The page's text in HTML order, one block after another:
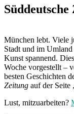
da
und
München lebt. Viele
Stadt und im
Kunst spannend.
Woche vorgestellt –
besten Geschichten
Zeitung auf der Seite
Lust, mitzuarbeiten?